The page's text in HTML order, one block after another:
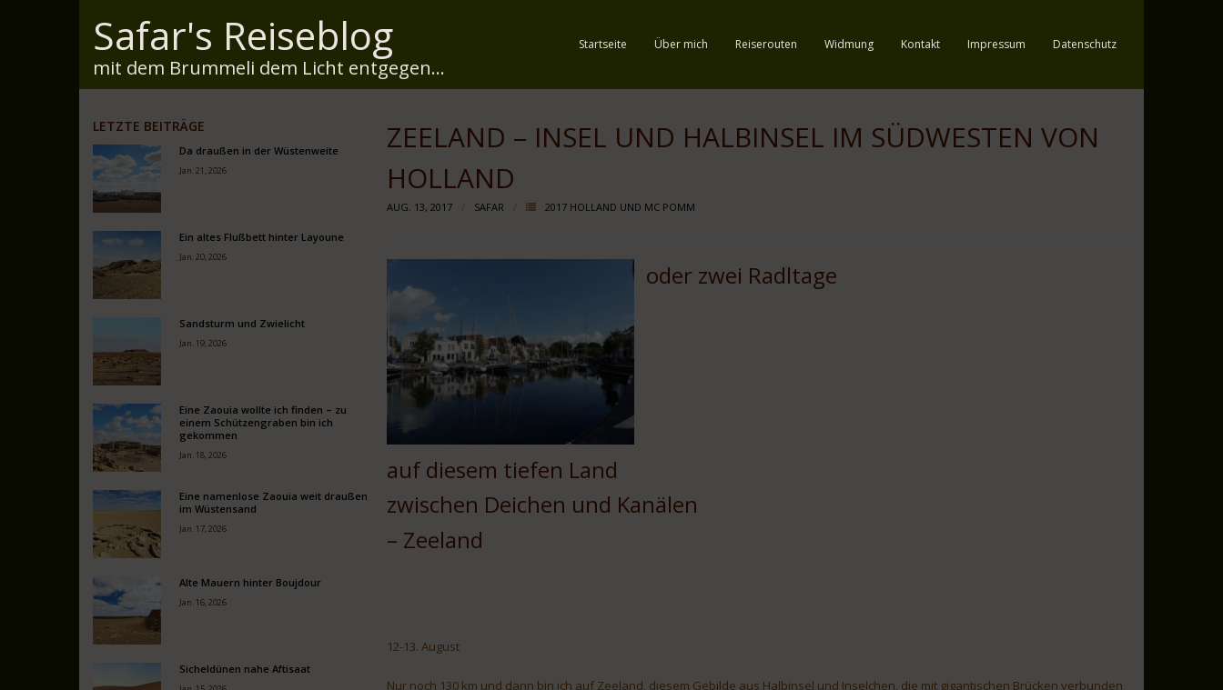
Safar's Reiseblog
mit dem Brummeli dem Licht entgegen...
Startseite Über mich Reiserouten Widmung Kontakt Impressum Datenschutz
ZEELAND – INSEL UND HALBINSEL IM SÜDWESTEN VON
HOLLAND
AUG. 13, 2017 SAFAR 2017 HOLLAND UND MC POMM
oder zwei Radltage
auf diesem tiefen Land
zwischen Deichen und Kanälen
– Zeeland
12-13. August
Nur noch 130 km und dann bin ich auf Zeeland, diesem Gebilde aus Halbinsel und Inselchen, die mit gigantischen Brücken verbunden
LETZTE BEITRÄGE
Da draußen in der Wüstenweite
Jan. 21, 2026
Ein altes Flußbett hinter Layoune
Jan. 20, 2026
Sandsturm und Zwielicht
Jan. 19, 2026
Eine Zaouia wollte ich finden – zu
einem Schützengraben bin ich
gekommen
Jan. 18, 2026
Eine namenlose Zaouia weit draußen
im Wüstensand
Jan. 17, 2026
Alte Mauern hinter Boujdour
Jan. 16, 2026
Sicheldünen nahe Aftisaat